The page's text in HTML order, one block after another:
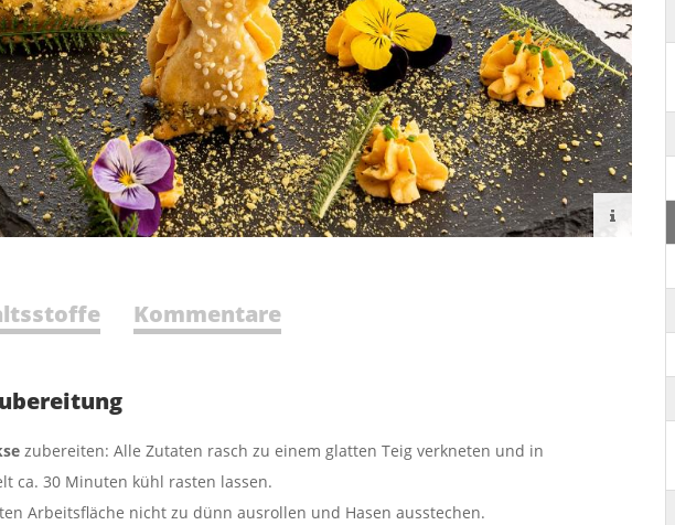
Kommentare
zubereiten: Alle Zutaten rasch zu einem glatten Teig verkneten und in
ca. 30 Minuten kühl rasten lassen.
Arbeitsfläche nicht zu dünn ausrollen und Hasen ausstechen.